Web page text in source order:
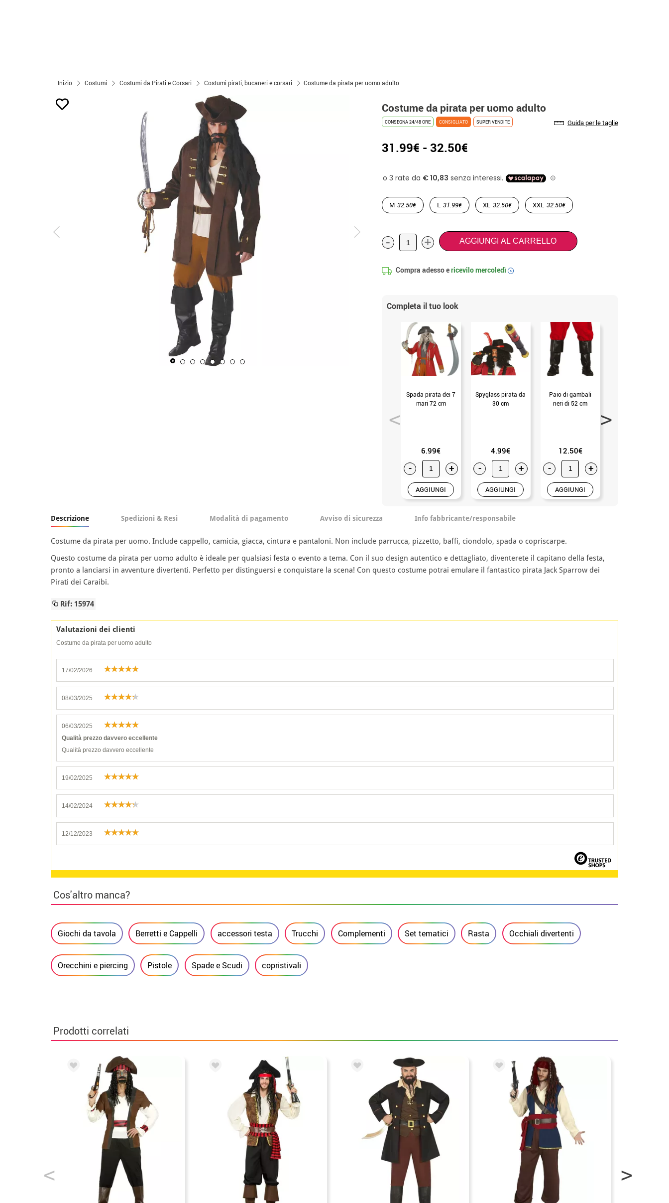
Inizio Costumi Costumi da Pirati e Corsari Costumi pirati, bucaneri e corsari Costume da pirata per uomo adulto
Costume da pirata per uomo adulto
CONSEGNA 24/48 ORE CONSIGLIATO SUPER VENDITE Guida per le taglie
31.99€ - 32.50€
M 32.50€ L 31.99€ XL 32.50€ XXL 32.50€
- + AGGIUNGI AL CARRELLO
Compra adesso ericevilomercoledì i
Completa il tuo look
Spada pirata dei 7
mari 72 cm
6.99€
- +
AGGIUNGI
Spyglass pirata da
30 cm
4.99€
- +
AGGIUNGI
Paio di gambali
neri di 52 cm
12.50€
- +
AGGIUNGI
Descrizione Spedizioni & Resi Modalità di pagamento Avviso di sicurezza Info fabbricante/responsabile
Costume da pirata per uomo. Include cappello, camicia, giacca, cintura e pantaloni. Non include parrucca, pizzetto, baffi, ciondolo, spada o copriscarpe.
Questo costume da pirata per uomo adulto è ideale per qualsiasi festa o evento a tema. Con il suo design autentico e dettagliato, diventerete il capitano della festa,
pronto a lanciarsi in avventure divertenti. Perfetto per distinguersi e conquistare la scena! Con questo costume potrai emulare il fantastico pirata Jack Sparrow dei
Pirati dei Caraibi.
Rif: 15974
Valutazioni dei clienti
Costume da pirata per uomo adulto
17/02/2026
08/03/2025
06/03/2025
Qualità prezzo davvero eccellente
Qualità prezzo davvero eccellente
19/02/2025
14/02/2024
12/12/2023
Cos'altro manca?
Giochi da tavola Berretti e Cappelli accessori testa Trucchi Complementi Set tematici Rasta Occhiali divertenti
Orecchini e piercing Pistole Spade e Scudi copristivali
Prodotti correlati